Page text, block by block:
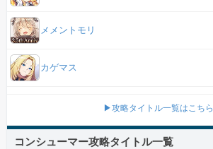
メメントモリ
カゲマス
▶攻略タイトル一覧はこちら
コンシューマー攻略タイトル一覧